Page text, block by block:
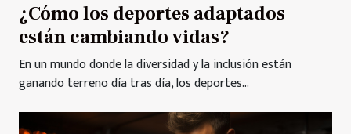
¿Cómo los deportes adaptados
están cambiando vidas?
En un mundo donde la diversidad y la inclusión están
ganando terreno día tras día, los deportes...